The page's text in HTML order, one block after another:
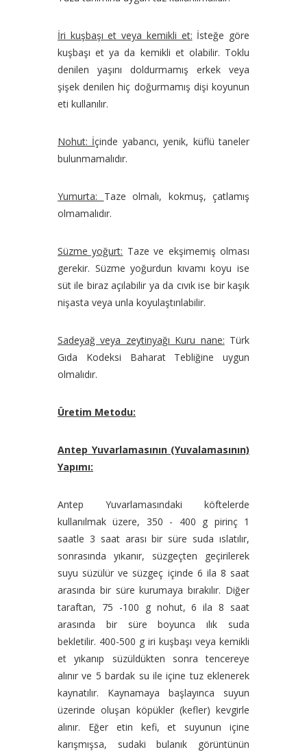
İri kuşbaşı et veya kemikli et: İsteğe göre
kuşbaşı et ya da kemikli et olabilir. Toklu
denilen yaşını doldurmamış erkek veya
şişek denilen hiç doğurmamış dişi koyunun
eti kullanılır.
Nohut: İçinde yabancı, yenik, küflü taneler
bulunmamalıdır.
Yumurta: Taze olmalı, kokmuş, çatlamış
olmamalıdır.
Süzme yoğurt: Taze ve ekşimemiş olması
gerekir. Süzme yoğurdun kıvamı koyu ise
süt ile biraz açılabilir ya da cıvık ise bir kaşık
nişasta veya unla koyulaştırılabilir.
Sadeyağ veya zeytinyağı Kuru nane: Türk
Gıda Kodeksi Baharat Tebliğine uygun
olmalıdır.
Üretim Metodu:
Antep Yuvarlamasının (Yuvalamasının)
Yapımı:
Antep Yuvarlamasındaki köftelerde
kullanılmak üzere, 350 - 400 g pirinç 1
saatle 3 saat arası bir süre suda ıslatılır,
sonrasında yıkanır, süzgeçten geçirilerek
suyu süzülür ve süzgeç içinde 6 ila 8 saat
arasında bir süre kurumaya bırakılır. Diğer
taraftan, 75 -100 g nohut, 6 ila 8 saat
arasında bir süre boyunca ılık suda
bekletilir. 400-500 g iri kuşbaşı veya kemikli
et yıkanıp süzüldükten sonra tencereye
alınır ve 5 bardak su ile içine tuz eklenerek
kaynatılır. Kaynamaya başlayınca suyun
üzerinde oluşan köpükler (kefler) kevgirle
alınır. Eğer etin kefi, et suyunun içine
karışmışsa, sudaki bulanık görüntünün